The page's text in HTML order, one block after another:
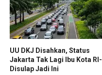
UU DKJ Disahkan, Status
Jakarta Tak Lagi Ibu Kota RI-
Disulap Jadi Ini